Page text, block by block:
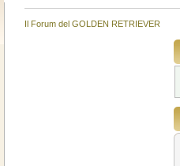
Il Forum del GOLDEN RETRIEVER